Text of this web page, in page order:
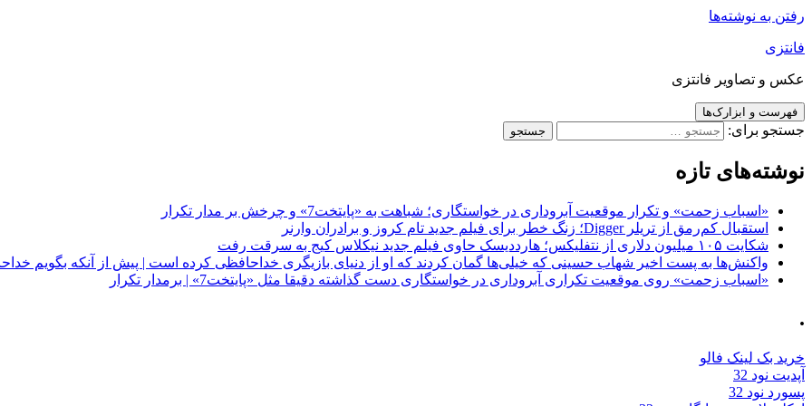
رفتن به نوشته‌ها
فانتزی
عکس و تصاویر فانتزی
فهرست و ابزارک‌ها
جستجو برای:
نوشته‌های تازه
«اسباب زحمت» و تکرار موقعیت آبروداری در خواستگاری؛ شباهت به «پایتخت7» و چرخش بر مدار تکرار
استقبال کم‌رمق از تریلر Digger؛ زنگ خطر برای فیلم جدید تام کروز و برادران وارنر
شکایت ۱۰۵ میلیون دلاری از نتفلیکس؛ هارددیسک حاوی فیلم جدید نیکلاس کیج به سرقت رفت
واکنش‌ها به پست اخیر شهاب حسینی که خیلی‌ها گمان کردند که او از دنیای بازیگری خداحافظی کرده است | پیش از آنکه بگویم
«اسباب زحمت» روی موقعیت تکراری آبروداری در خواستگاری دست گذاشته دقیقا مثل «پایتخت7» | برمدار تکرار
.
خرید بک لینک فالو
آپدیت نود 32
پسورد نود 32